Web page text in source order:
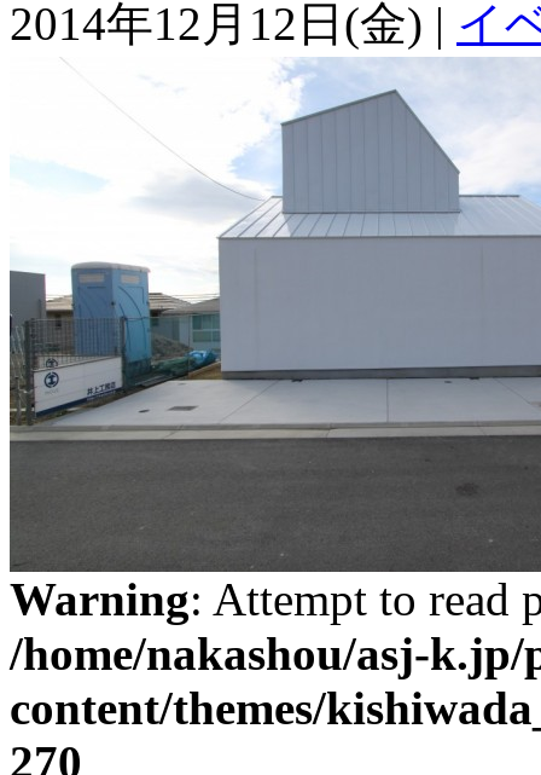
2014年12月12日(金) | イ
Warning: Attempt to read
/home/nakashou/asj-
content/themes/
270